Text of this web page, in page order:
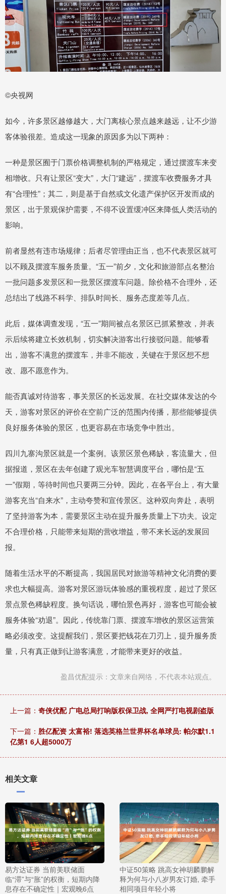
©央视网
如今，许多景区越修越大，大门离核心景点越来越远，让不少游
客体验很差。造成这一现象的原因多为以下两种：
一种是景区囿于门票价格调整机制的严格规定，通过摆渡车来变
相增收。只有让景区“变大”，大门“建远”，摆渡车收费服务才具
有“合理性”；其二，则是基于自然或文化遗产保护区开发而成的
景区，出于景观保护需要，不得不设置缓冲区来降低人类活动的
影响。
前者显然有违市场规律；后者尽管理由正当，也不代表景区就可
以不顾及摆渡车服务质量。“五一”前夕，文化和旅游部点名整治
一批问题多发景区和一批景区摆渡车问题。除价格不合理外，还
总结出了线路不科学、排队时间长、服务态度差等几点。
此后，媒体调查发现，“五一”期间被点名景区已抓紧整改，并表
示后续将建立长效机制，切实解决游客出行接驳问题。能够看
出，游客不满意的摆渡车，并非不能改，关键在于景区想不想
改、愿不愿意作为。
能否真诚对待游客，事关景区的长远发展。在社交媒体发达的今
天，游客对景区的评价在空前广泛的范围内传播，那些能够提供
良好服务体验的景区，也更容易在市场竞争中胜出。
四川九寨沟景区就是一个案例。该景区景色稀缺，客流量大，但
据报道，景区在去年创建了观光车智慧调度平台，哪怕是“五
一”假期，等待时间也只要两三分钟。因此，在各平台上，有大量
游客充当“自来水”，主动夸赞和宣传景区。这种双向奔赴，表明
了坚持游客为本，需要景区主动在提升服务质量上下功夫。设定
不合理价格，只能带来短期的营收增益，带不来长远的发展回
报。
随着生活水平的不断提高，我国居民对旅游等精神文化消费的要
求也大幅提高。游客对景区游玩体验感的重视程度，超过了景区
景点景色稀缺程度。换句话说，哪怕景色再好，游客也可能会被
服务体验“劝退”。因此，传统靠门票、摆渡车增收的景区运营策
略必须改变。这提醒我们，景区要把钱花在刀刃上，提升服务质
量，只有真正做到让游客满意，才能带来更好的收益。
盈昌优配提示：文章来自网络，不代表本站观点。
上一篇： 奇侠优配 广电总局打响版权保卫战, 全网严打电视剧盗版
下一篇： 胜亿配资 太富裕! 落选英格兰世界杯名单球员: 帕尔默1.1
亿第1 6人超5000万
相关文章
易方达证券 当前美联储面
临“滞”与“胀”的权衡，短期内降
息存在不确定性｜宏观晚6点
中证50策略 跳高女神胡麟鹏解
释为何与小八岁男友订婚, 牵手
相同项目年轻小将